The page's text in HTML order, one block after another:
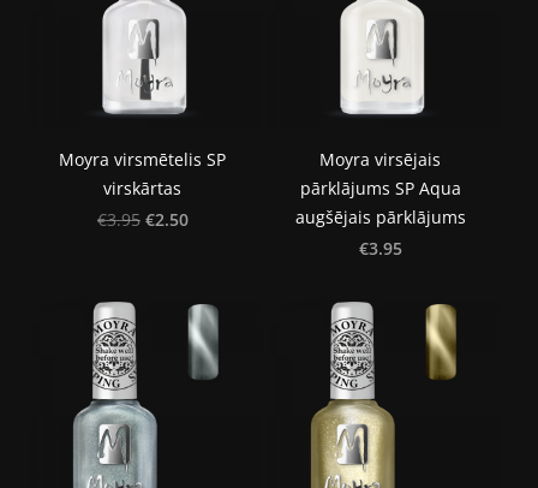
Moyra virsmētelis SP
virskārtas
€3.95 €2.50
Moyra virsējais
pārklājums SP Aqua
augšējais pārklājums
€3.95